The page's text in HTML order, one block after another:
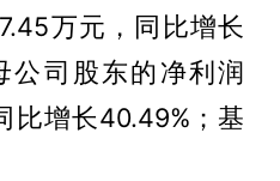
万元，同比增长
公司股东的净利润
比增长40.49%；基